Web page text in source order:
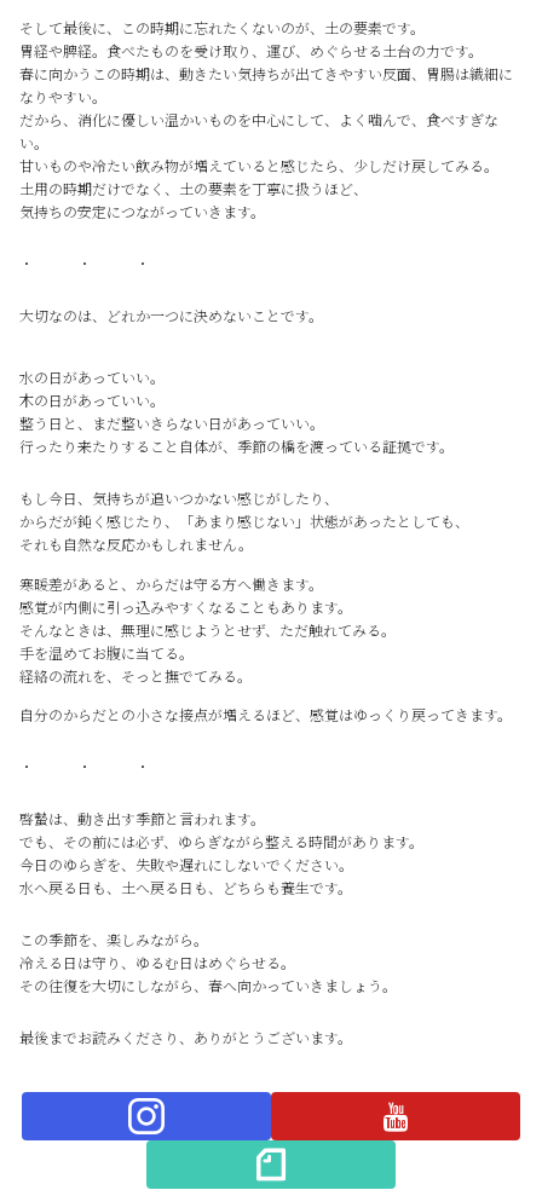
そして最後に、この時期に忘れたくないのが、土の要素です。
胃経や脾経。食べたものを受け取り、運び、めぐらせる土台の力です。
春に向かうこの時期は、動きたい気持ちが出てきやすい反面、胃腸は繊細に
なりやすい。
だから、消化に優しい温かいものを中心にして、よく噛んで、食べすぎな
い。
甘いものや冷たい飲み物が増えていると感じたら、少しだけ戻してみる。
土用の時期だけでなく、土の要素を丁寧に扱うほど、
気持ちの安定につながっていきます。
・ ・ ・
大切なのは、どれか一つに決めないことです。
水の日があっていい。
木の日があっていい。
整う日と、まだ整いきらない日があっていい。
行ったり来たりすること自体が、季節の橋を渡っている証拠です。
もし今日、気持ちが追いつかない感じがしたり、
からだが鈍く感じたり、「あまり感じない」状態があったとしても、
それも自然な反応かもしれません。
寒暖差があると、からだは守る方へ働きます。
感覚が内側に引っ込みやすくなることもあります。
そんなときは、無理に感じようとせず、ただ触れてみる。
手を温めてお腹に当てる。
経絡の流れを、そっと撫でてみる。
自分のからだとの小さな接点が増えるほど、感覚はゆっくり戻ってきます。
・ ・ ・
啓蟄は、動き出す季節と言われます。
でも、その前には必ず、ゆらぎながら整える時間があります。
今日のゆらぎを、失敗や遅れにしないでください。
水へ戻る日も、土へ戻る日も、どちらも養生です。
この季節を、楽しみながら。
冷える日は守り、ゆるむ日はめぐらせる。
その往復を大切にしながら、春へ向かっていきましょう。
最後までお読みくださり、ありがとうございます。